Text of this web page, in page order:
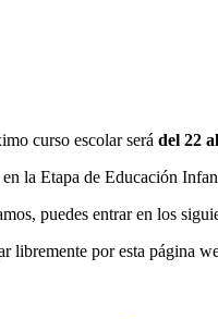
curso escolar será del 22
la Etapa de Educación
puedes entrar en los
libremente por esta página